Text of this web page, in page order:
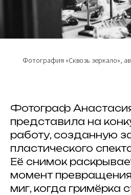
Фотография «Сквозь зеркало»,
Фотограф
представила на
работу, созданную
пластического
Её снимок
момент
миг, когда гримёрка